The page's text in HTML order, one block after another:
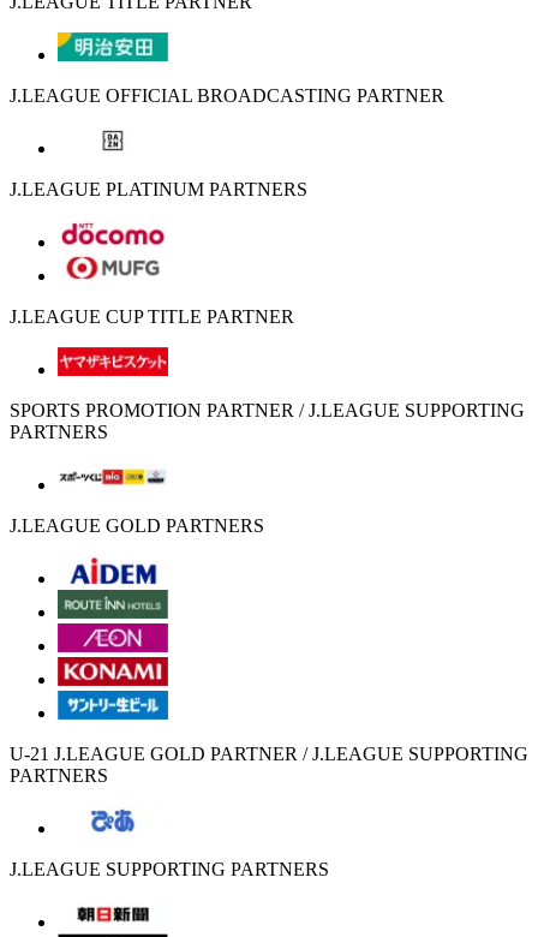
J.LEAGUE OFFICIAL BROADCASTING PARTNER
J.LEAGUE PLATINUM PARTNERS
J.LEAGUE CUP TITLE PARTNER
SPORTS PROMOTION PARTNER / J.LEAGUE SUPPORTING
PARTNERS
J.LEAGUE GOLD PARTNERS
U-21 J.LEAGUE GOLD PARTNER / J.LEAGUE SUPPORTING
PARTNERS
J.LEAGUE SUPPORTING PARTNERS